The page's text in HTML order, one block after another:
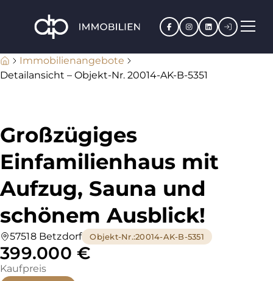
Facebook
Instagram
LinkedIn
Immobilienangebote
Detailansicht – Objekt-Nr. 20014-AK-B-5351
Großzügiges
Einfamilienhaus mit
Aufzug, Sauna und
schönem Ausblick!
57518 Betzdorf Objekt-Nr.:20014-AK-B-5351
399.000 €
Kaufpreis